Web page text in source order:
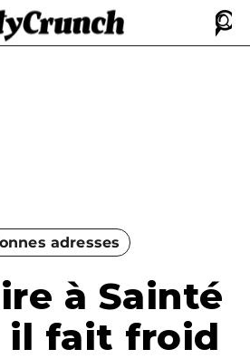
adresses
à Sainté
il fait froid